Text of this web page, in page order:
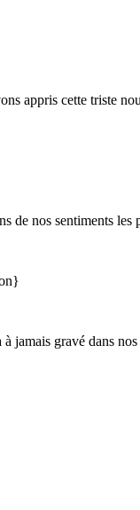
appris cette triste
de nos sentiments les
à jamais gravé dans